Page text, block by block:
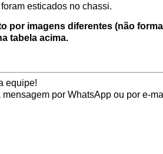
esticados no chassi.
por imagens diferentes (não
tabela acima.
equipe!
por WhatsApp ou por e-